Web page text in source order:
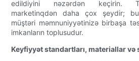
edildiyini nəzərdən keçirin.
marketinqdən daha çox şeydir;
müştəri məmnuniyyətinizə birbaşa
imkanların toplusudur.
Keyfiyyət standartları, materiallar